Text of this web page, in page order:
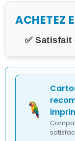
ACHETEZ
✅